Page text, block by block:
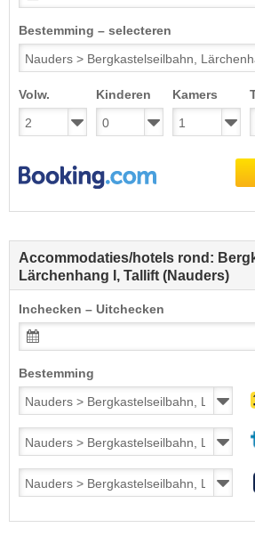
Bestemming – selecteren
Volw. Kinderen Kamers
Accommodaties/hotels rond:
Lärchenhang I, Tallift (Nauders)
Inchecken – Uitchecken
Bestemming